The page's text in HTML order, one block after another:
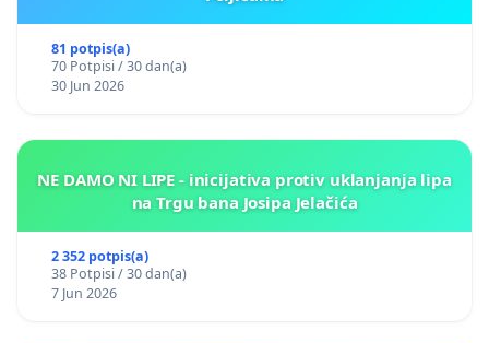
81 potpis(a)
70 Potpisi / 30 dan(a)
30 Jun 2026
NE DAMO NI LIPE - inicijativa protiv uklanjanja lipa
na Trgu bana Josipa Jelačića
2 352 potpis(a)
38 Potpisi / 30 dan(a)
7 Jun 2026